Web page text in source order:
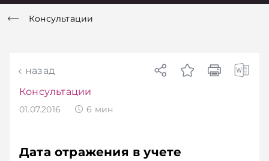
Консультации
назад
Консультации
01.07.2016 6 мин
Дата отражения в учете